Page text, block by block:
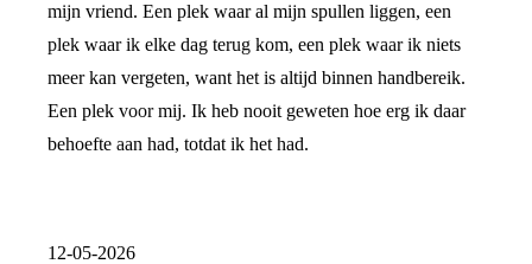
mijn vriend. Een plek waar al mijn spullen liggen, een
plek waar ik elke dag terug kom, een plek waar ik niets
meer kan vergeten, want het is altijd binnen handbereik.
Een plek voor mij. Ik heb nooit geweten hoe erg ik daar
behoefte aan had, totdat ik het had.
12-05-2026